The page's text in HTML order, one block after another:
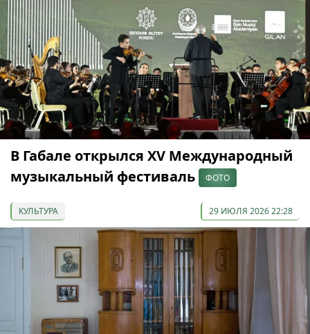
В Габале открылся XV Международный
музыкальный фестиваль
ФОТО
КУЛЬТУРА 29 ИЮЛЯ 2026 22:28